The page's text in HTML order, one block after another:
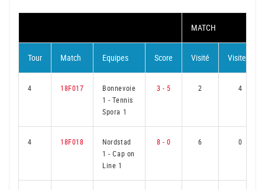
MATCH
Tour Match Equipes Score Visité Visiteur
4 18F017
Bonnevoie
1-Tennis
Spora 1
3 - 5 2 4
4 18F018
Nordstad
1-Cap on
Line 1
8 - 0 6 0